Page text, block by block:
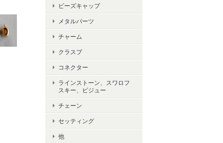
ビーズキャップ
メタルパーツ
チャーム
クラスプ
コネクター
ラインストーン、スワロフ
スキー、ビジュー
チェーン
セッティング
他